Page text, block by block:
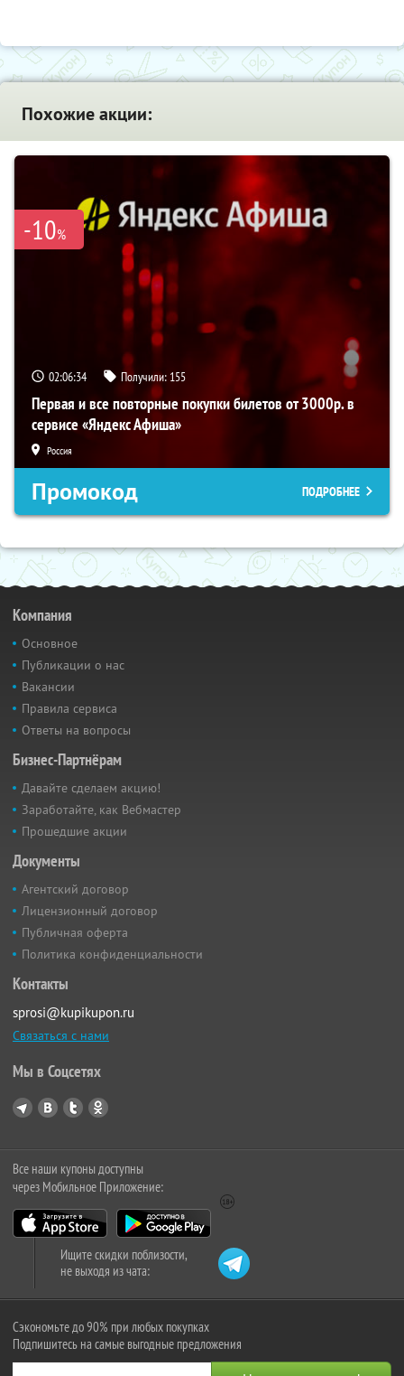
Похожие акции:
-10%
02:06:34 Получили: 155
Первая и все повторные покупки билетов от 3000р. в
сервисе «Яндекс Афиша»
Россия
Промокод ПОДРОБНЕЕ
Компания
Основное
Публикации о нас
Вакансии
Правила сервиса
Ответы на вопросы
Бизнес-Партнёрам
Давайте сделаем акцию!
Заработайте, как Вебмастер
Прошедшие акции
Документы
Агентский договор
Лицензионный договор
Публичная оферта
Политика конфиденциальности
Контакты
sprosi@kupikupon.ru
Связаться с нами
Мы в Соцсетях
Все наши купоны доступны
через Мобильное Приложение:
Ищите скидки поблизости,
не выходя из чата:
Сэкономьте до 90% при любых покупках
Подпишитесь на самые выгодные предложения